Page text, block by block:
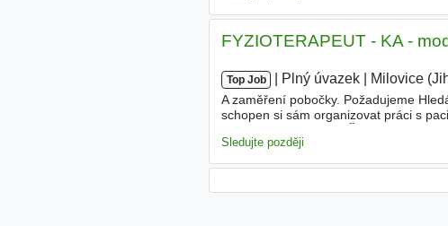
FYZIOTERAPEUT - KA -
Top Job Plný úvazek Milovice
A zaměření pobočky. Požadujeme
schopen si sám organizovat práci s
Sledujte později